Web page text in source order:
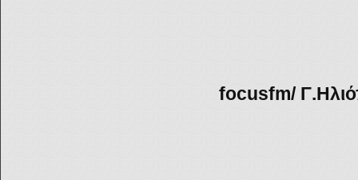
focusfm/ Γ